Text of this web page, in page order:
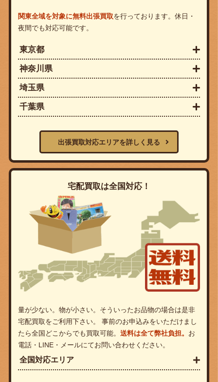
関東全域を対象に無料出張買取を行っております。休日・
夜間でも対応可能です。
東京都
神奈川県
埼玉県
千葉県
出張買取対応エリアを詳しく見る
宅配買取は全国対応！
量が少ない。物が小さい。そういったお品物の場合は是非
宅配買取をご利用下さい。 事前のお申込みをいただけまし
たら全国どこからでも買取可能。 送料は全て弊社負担。 お
電話・LINE・メールにてお問い合わせください。
全国対応エリア